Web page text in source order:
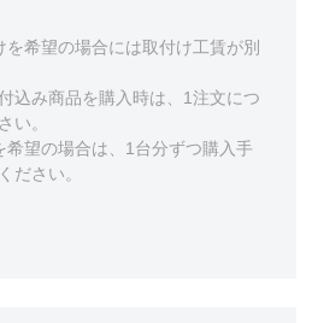
希望の場合には取付け工賃が別
込み商品を購入時は、1注文につ
い。
望の場合は、1台分ずつ購入手
ださい。